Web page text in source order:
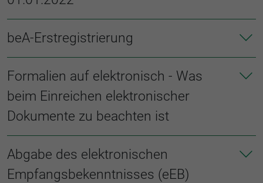
beA-Erstregistrierung
Formalien auf elektronisch - Was
beim Einreichen elektronischer
Dokumente zu beachten ist
Abgabe des elektronischen
Empfangsbekenntnisses (eEB)